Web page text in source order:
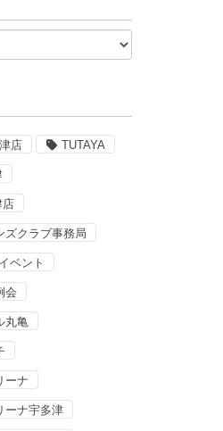
店 TUTAYA
店
ズクラブ事務局
イベント
会
丸亀
ーナ
ーナ宇多津